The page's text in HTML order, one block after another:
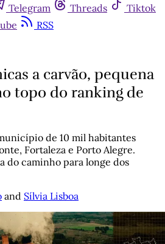
Telegram Threads
Tiktok
RSS
a carvão, pequena
topo do ranking de
de 10 mil habitantes
Fortaleza e Porto Alegre.
do caminho para longe dos
and Sílvia Lisboa